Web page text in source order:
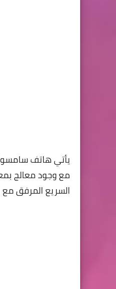
يأتي هاتف
السريع المرفق مع الهاتف ويأتي بقوة 25